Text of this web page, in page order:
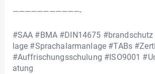
———————————-
#SAA #BMA #DIN14675
lage #Sprachalarmanlage #TABs
#Auffrischungsschulung #ISO9001
atung